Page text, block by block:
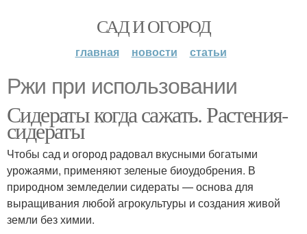
САД И ОГОРОД
главная новости статьи
Ржи при использовании
Сидераты когда сажать. Растения-
сидераты
Чтобы сад и огород радовал вкусными богатыми
урожаями, применяют зеленые биоудобрения. В
природном земледелии сидераты — основа для
выращивания любой агрокультуры и создания живой
земли без химии.